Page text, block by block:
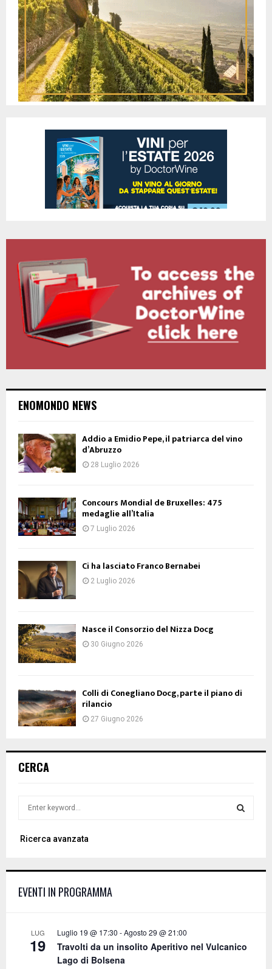
ENOMONDO NEWS
Addio a Emidio Pepe, il patriarca del vino
d’Abruzzo
28 Luglio 2026
Concours Mondial de Bruxelles: 475
medaglie all’Italia
7 Luglio 2026
Ci ha lasciato Franco Bernabei
2 Luglio 2026
Nasce il Consorzio del Nizza Docg
30 Giugno 2026
Colli di Conegliano Docg, parte il piano di
rilancio
27 Giugno 2026
CERCA
r
o
Ricerca avanzata
EVENTI IN PROGRAMMA
LUG
19
Luglio 19 @ 17:30 -Agosto 29 @ 21:00
Travolti da un insolito Aperitivo nel Vulcanico
Lago di Bolsena